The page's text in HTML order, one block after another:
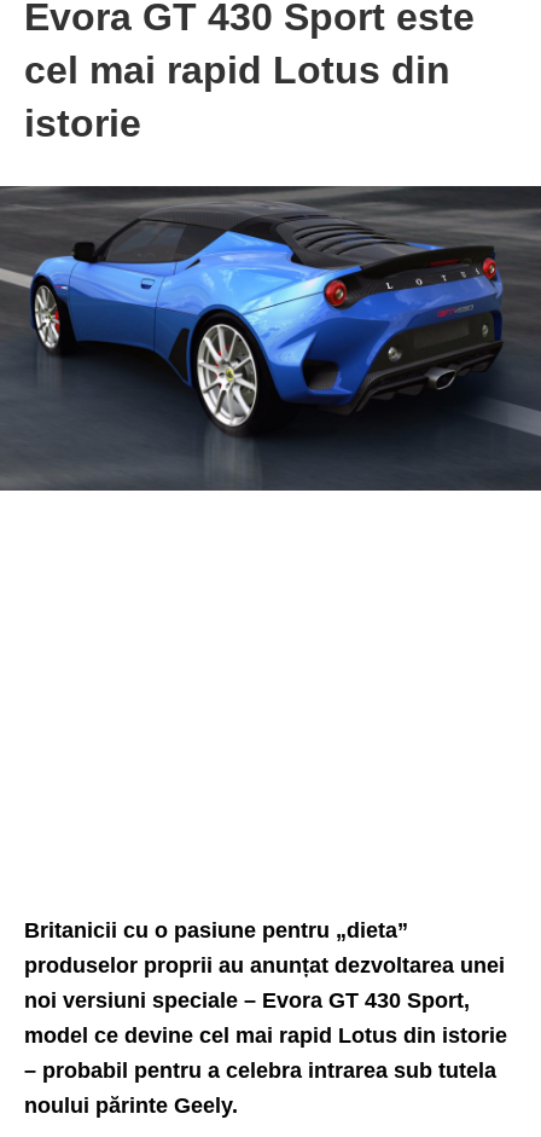
Evora GT 430 Sport este
cel mai rapid Lotus din
istorie
Britanicii cu o pasiune pentru „dieta”
produselor proprii au anunțat dezvoltarea unei
noi versiuni speciale – Evora GT 430 Sport,
model ce devine cel mai rapid Lotus din istorie
– probabil pentru a celebra intrarea sub tutela
noului părinte Geely.